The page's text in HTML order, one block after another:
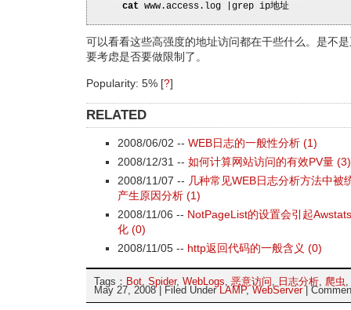
cat www.access.log grep ip地址
可以看看这些高强度的地址访问都在干些什么。是不
要考虑是否要做限制了。
Popularity: 5% [?]
RELATED
2008/06/02 -- WEB日志的一般性分析 (1)
2008/12/31 -- 如何计算网站访问的有效PV量 (3)
2008/11/07 -- 几种常见WEB日志分析方法中被
产生原因分析 (1)
2008/11/06 -- NotPageList的设置会引起
化 (0)
2008/11/05 -- http返回代码的一般含义 (0)
Tags： Bot, Spider, WebLogs, 恶意访问, 日志分析, 爬虫,
May 27, 2008 | Filed Under LAMP, WebServer|